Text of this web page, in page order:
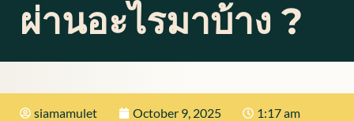
ผ่านอะไรมาบ้าง ?
siamamulet October 9, 2025
1:17 am